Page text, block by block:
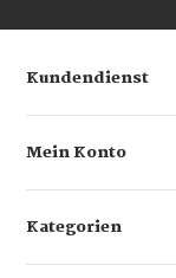
Kundendienst
Mein Konto
Kategorien